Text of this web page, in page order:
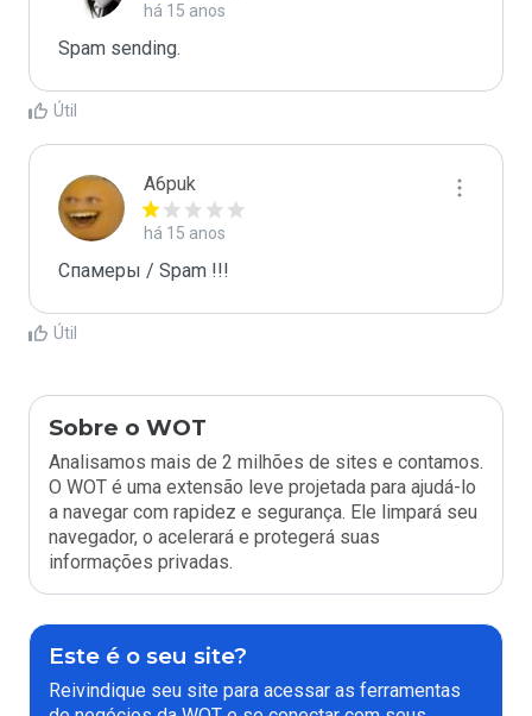
há 15 anos
Spam sending.
Útil
A6puk
há 15 anos
Спамеры / Spam !!!
Útil
Sobre o WOT
Analisamos mais de 2 milhões de sites e contamos.
O WOT é uma extensão leve projetada para ajudá-lo
a navegar com rapidez e segurança. Ele limpará seu
navegador, o acelerará e protegerá suas
informações privadas.
Este é o seu site?
Reivindique seu site para acessar as ferramentas